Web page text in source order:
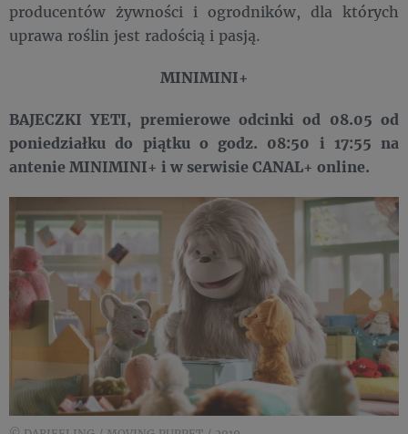
producentów żywności i ogrodników, dla których
uprawa roślin jest radością i pasją.
MINIMINI+
BAJECZKI YETI, premierowe odcinki od 08.05 od
poniedziałku do piątku o godz. 08:50 i 17:55 na
antenie MINIMINI+ i w serwisie CANAL+ online.